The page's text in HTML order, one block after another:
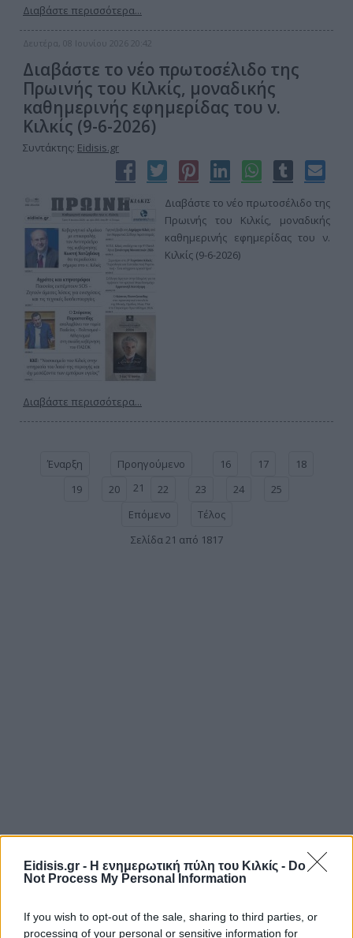
Eidisis.gr - Η ενημερωτική πύλη του Κιλκίς - Do
Not Process My Personal Information
If you wish to opt-out of the sale, sharing to third parties, or
processing of your personal or sensitive information for
Διαβάστε περισσότερα...
Δευτέρα, 08 Ιουνίου 2026 20:42
Διαβάστε το νέο πρωτοσέλιδο της
Πρωινής του Κιλκίς, μοναδικής
καθημερινής εφημερίδας του ν.
Κιλκίς (9-6-2026)
Συντάκτης: Eidisis.gr
Διαβάστε το νέο πρωτοσέλιδο της
Πρωινής του Κιλκίς, μοναδικής
καθημερινής εφημερίδας του ν.
Κιλκίς (9-6-2026)
Διαβάστε περισσότερα...
Έναρξη Προηγούμενο 16 17
18
19
20 21 22 23 24
25
Επόμενο
Τέλος
Σελίδα 21 από 1817